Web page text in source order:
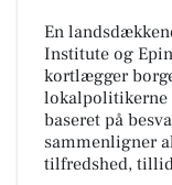
En
Institute og
kortlægger
lokalpolitikerne
baseret på
sammenligner
tilfredshed,